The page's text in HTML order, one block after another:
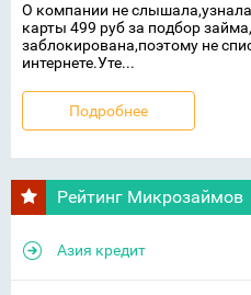
О компании не
карты 499 руб за подбор
заблокирована,поэтому не
интернете.Уте...
Подробнее
Рейтинг Микрозаймов
Азия кредит